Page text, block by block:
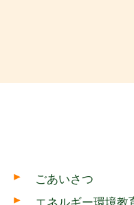
ごあいさつ
エネルギー環境教